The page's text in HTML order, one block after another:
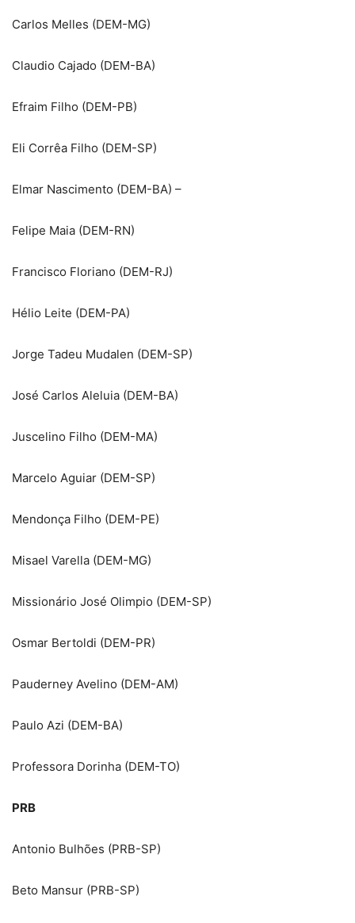
Carlos Melles (DEM-MG)
Claudio Cajado (DEM-BA)
Efraim Filho (DEM-PB)
Eli Corrêa Filho (DEM-SP)
Elmar Nascimento (DEM-BA) –
Felipe Maia (DEM-RN)
Francisco Floriano (DEM-RJ)
Hélio Leite (DEM-PA)
Jorge Tadeu Mudalen (DEM-SP)
José Carlos Aleluia (DEM-BA)
Juscelino Filho (DEM-MA)
Marcelo Aguiar (DEM-SP)
Mendonça Filho (DEM-PE)
Misael Varella (DEM-MG)
Missionário José Olimpio (DEM-SP)
Osmar Bertoldi (DEM-PR)
Pauderney Avelino (DEM-AM)
Paulo Azi (DEM-BA)
Professora Dorinha (DEM-TO)
PRB
Antonio Bulhões (PRB-SP)
Beto Mansur (PRB-SP)